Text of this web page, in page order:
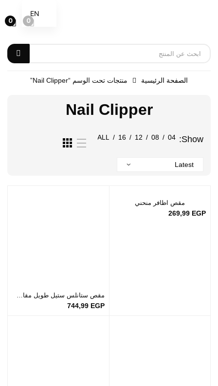
0
0
الصفحة الرئيسية منتجات تحت الوسم “nail Clipper”
Nail Clipper
Show:
04
/
08
/
12
/
16
/
ALL
مقص اظافر منحني
269,99 EGP
744,99 EGP
EN